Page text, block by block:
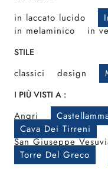
in laccato lucido
in melaminico
in
STILE
classici design
I PIÙ VISTI A :
Angri
Cava Dei Tirreni
San Giuseppe
Torre Del Greco